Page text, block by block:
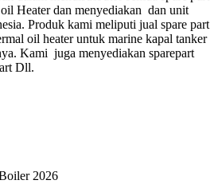
Heater dan menyediakan dan unit
Produk kami meliputi jual spare part
oil heater untuk marine kapal tanker
Kami juga menyediakan sparepart
Dll.
2026